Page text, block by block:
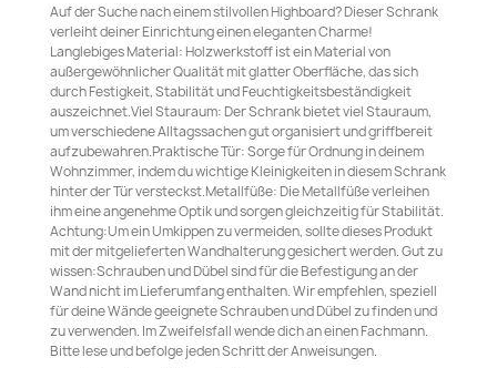
Auf der Suche nach einem stilvollen Highboard? Dieser Schrank
verleiht deiner Einrichtung einen eleganten Charme!
Langlebiges Material: Holzwerkstoff ist ein Material von
außergewöhnlicher Qualität mit glatter Oberfläche, das sich
durch Festigkeit, Stabilität und Feuchtigkeitsbeständigkeit
auszeichnet.Viel Stauraum: Der Schrank bietet viel Stauraum,
um verschiedene Alltagssachen gut organisiert und griffbereit
aufzubewahren.Praktische Tür: Sorge für Ordnung in deinem
Wohnzimmer, indem du wichtige Kleinigkeiten in diesem Schrank
hinter der Tür versteckst.Metallfüße: Die Metallfüße verleihen
ihm eine angenehme Optik und sorgen gleichzeitig für Stabilität.
Achtung:Um ein Umkippen zu vermeiden, sollte dieses Produkt
mit der mitgelieferten Wandhalterung gesichert werden. Gut zu
wissen:Schrauben und Dübel sind für die Befestigung an der
Wand nicht im Lieferumfang enthalten. Wir empfehlen, speziell
für deine Wände geeignete Schrauben und Dübel zu finden und
zu verwenden. Im Zweifelsfall wende dich an einen Fachmann.
Bitte lese und befolge jeden Schritt der Anweisungen.